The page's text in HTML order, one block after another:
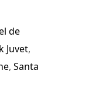
de
Juvet,
, Santa